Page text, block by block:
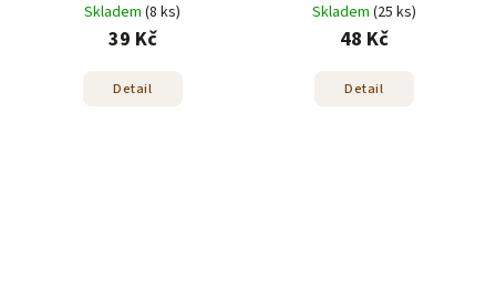
Skladem (8 ks)
39 Kč
Detail
Skladem (25 ks)
48 Kč
Detail